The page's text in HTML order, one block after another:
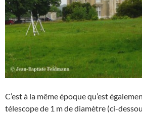
C’est à la même époque qu’est
télescope de 1 m de diamètre (ci-